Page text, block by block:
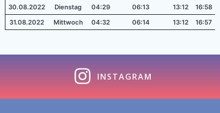
30.08.2022
Dienstag 04:29 06:13 13:12
16:58
31.08.2022
Mittwoch 04:32 06:14 13:12 16:57
INSTAGRAM